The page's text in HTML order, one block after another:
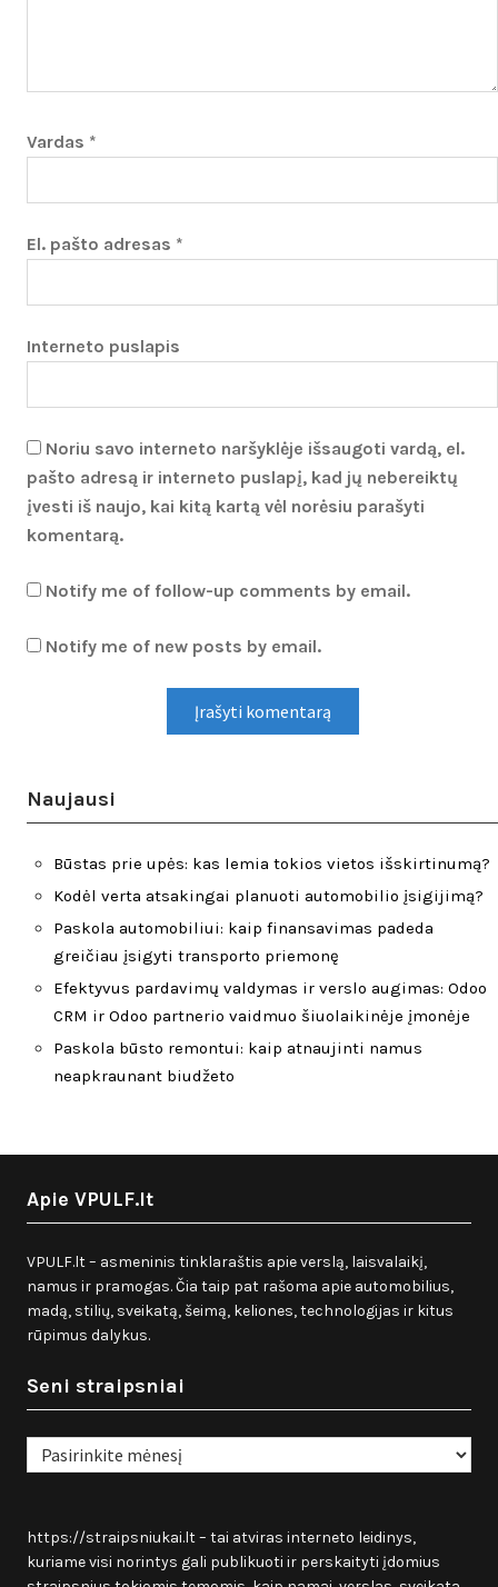
Vardas *
El. pašto adresas *
Interneto puslapis
Noriu savo interneto naršyklėje išsaugoti vardą, el.
pašto adresą ir interneto puslapį, kad jų nebereiktų
įvesti iš naujo, kai kitą kartą vėl norėsiu parašyti
komentarą.
Notify me of follow-up comments by email.
Notify me of new posts by email.
Naujausi
Būstas prie upės: kas lemia tokios vietos išskirtinumą?
Kodėl verta atsakingai planuoti automobilio įsigijimą?
Paskola automobiliui: kaip finansavimas padeda
greičiau įsigyti transporto priemonę
Efektyvus pardavimų valdymas ir verslo augimas: Odoo
CRM ir Odoo partnerio vaidmuo šiuolaikinėje įmonėje
Paskola būsto remontui: kaip atnaujinti namus
neapkraunant biudžeto
Apie VPULF.lt
VPULF.lt – asmeninis tinklaraštis apie verslą, laisvalaikį,
namus ir pramogas. Čia taip pat rašoma apie automobilius,
madą, stilių, sveikatą, šeimą, keliones, technologijas ir kitus
rūpimus dalykus.
Seni straipsniai
Seni
straipsniai
https://straipsniukai.lt– tai atviras interneto leidinys,
kuriame visi norintys gali publikuoti ir perskaityti įdomius